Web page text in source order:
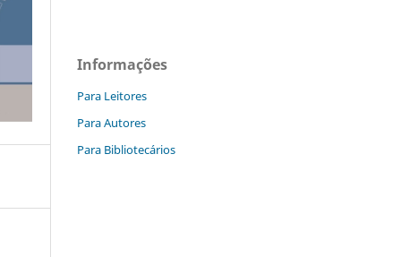
Informações
Para Leitores
Para Autores
Para Bibliotecários